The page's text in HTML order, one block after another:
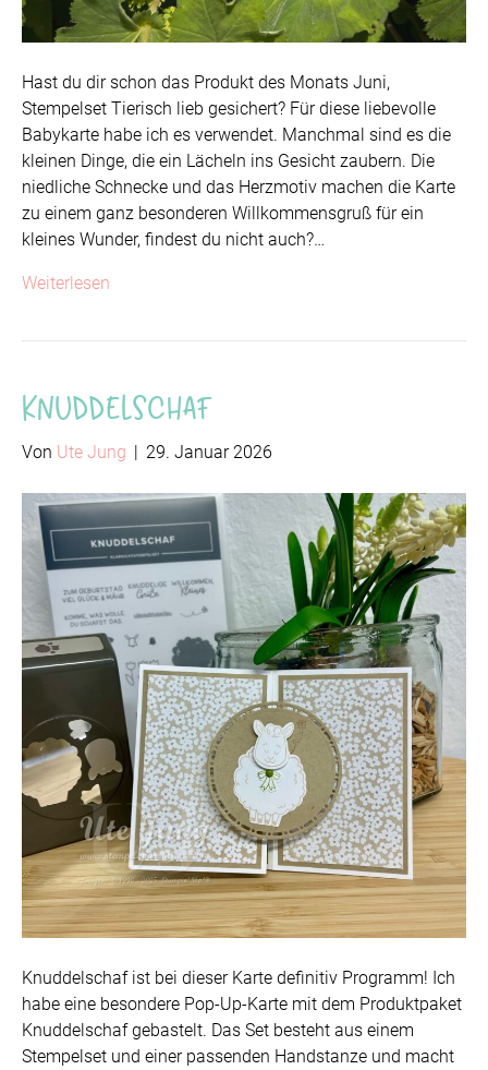
Hast du dir schon das Produkt des Monats Juni,
Stempelset Tierisch lieb gesichert? Für diese liebevolle
Babykarte habe ich es verwendet. Manchmal sind es die
kleinen Dinge, die ein Lächeln ins Gesicht zaubern. Die
niedliche Schnecke und das Herzmotiv machen die Karte
zu einem ganz besonderen Willkommensgruß für ein
kleines Wunder, findest du nicht auch?…
Weiterlesen
Knuddelschaf
Von Ute Jung | 29. Januar 2026
Knuddelschaf ist bei dieser Karte definitiv Programm! Ich
habe eine besondere Pop-Up-Karte mit dem Produktpaket
Knuddelschaf gebastelt. Das Set besteht aus einem
Stempelset und einer passenden Handstanze und macht